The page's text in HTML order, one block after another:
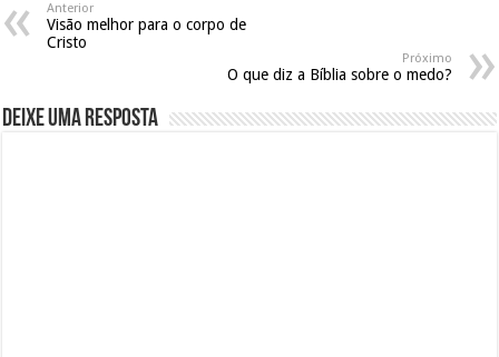
Anterior
Visão melhor para o corpo de
Cristo
Próximo
O que diz a Bíblia sobre o medo?
Deixe uma resposta